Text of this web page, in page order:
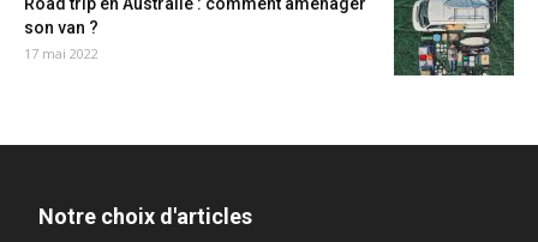
son van ?
17 mai 2022
Notre choix d'articles